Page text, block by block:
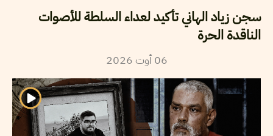
سجن زياد الهاني تأكيد لعداء السلطة للأصوات
الناقدة الحرة
06 أوت2026